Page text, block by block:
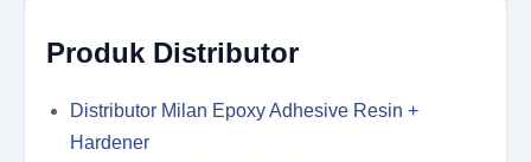
Produk Distributor
Distributor Milan Epoxy Adhesive Resin +
Hardener